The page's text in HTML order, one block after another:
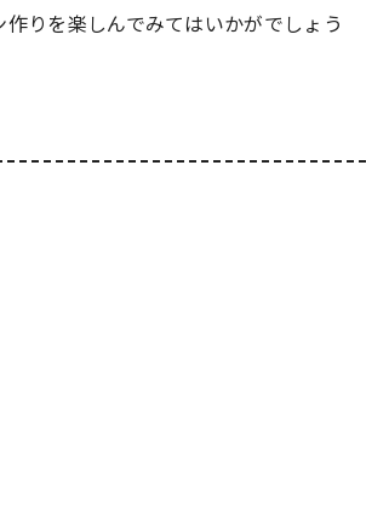
りを楽しんでみてはいかがでしょう